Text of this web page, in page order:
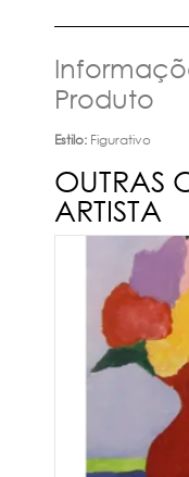
Produto
Estilo: Figurativo
OUTRAS
ARTISTA